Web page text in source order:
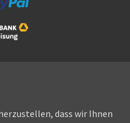
dass wir Ihnen